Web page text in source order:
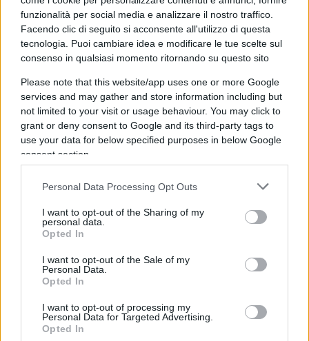
funzionalità per social media e analizzare il nostro traffico.
Facendo clic di seguito si acconsente all'utilizzo di questa
tecnologia. Puoi cambiare idea e modificare le tue scelte sul
consenso in qualsiasi momento ritornando su questo sito
Please note that this website/app uses one or more Google
services and may gather and store information including but
not limited to your visit or usage behaviour. You may click to
grant or deny consent to Google and its third-party tags to
use your data for below specified purposes in below Google
consent section.
Personal Data Processing Opt Outs
I want to opt-out of the Sharing of my
personal data.
Opted In
I want to opt-out of the Sale of my
Personal Data.
Opted In
I want to opt-out of processing my
Personal Data for Targeted Advertising.
Opted In
spinosa con una generalizzazione piuttosto
grossolana, si potrebbe affermare che la politica
odierna necessiterebbe di un linguaggio più
toni iperconflittuali. Discorso che vale per Salvini
e la Meloni, che ci hanno abituato a dichiarazioni
decisamente sopra le righe, ma anche per i loro
avversari che ne denunciano le intemperanze
linguistiche. E qui veniamo alle modalità con cui
va combattuto l’odio. Perché se è bene auspicare
perché chi si propone di combattere l’odio possa
usare un linguaggio altrettanto aggressivo. Si
pensi alla locuzione“bestia populista”
utilizzata a
più riprese dallesardine
per descrivere Salvini e i
nobile intento di dotare la politica di toni più
sobri, viene meno. E soprattutto la denuncia